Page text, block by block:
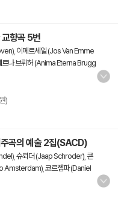
향곡 5번
이메르세일 (Jos Van Emme
르나 브뤼허 (Anima Eterna Brugg
)
곡의 예술 2집(SACD)
슈뢰더 (Jaap Schroder) 콘
Amsterdam) 코르젬파 (Daniel